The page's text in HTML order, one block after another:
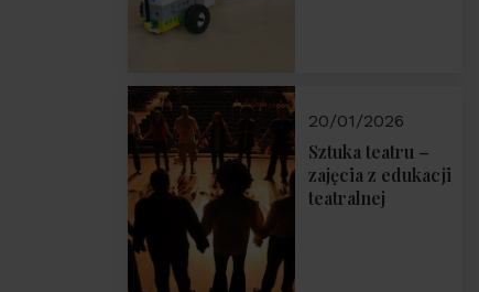
20/01/2026
Sztuka teatru –
zajęcia z edukacji
teatralnej